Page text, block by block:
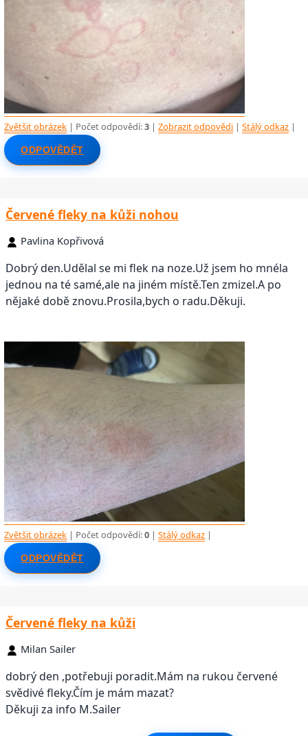
Zvětšit obrázek | Počet odpovědí:3 |Zobrazit odpovědi |Stálý odkaz |
ODPOVĚDĚT
Červené fleky na kůži nohou
Pavlina Kopřivová
Dobrý den.Udělal se mi flek na noze.Už jsem ho mnéla
jednou na té samé,ale na jiném místě.Ten zmizel.A po
nějaké době znovu.Prosila,bych o radu.Děkuji.
Zvětšit obrázek | Počet odpovědí:0 |Stálý odkaz |
ODPOVĚDĚT
Červené fleky na kůži
Milan Sailer
dobrý den ,potřebuji poradit.Mám na rukou červené
svědivé fleky.Čím je mám mazat?
Děkuji za info M.Sailer